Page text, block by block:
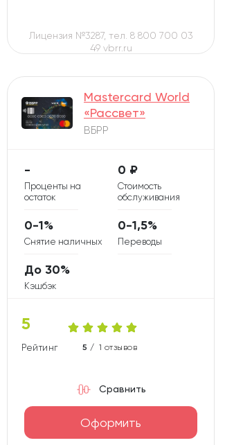
Лицензия №3287, тел. 8 800 700 03
49 vbrr.ru
Mastercard World
«Рассвет»
ВБРР
5
Рейтинг карты5 / 1 отзывов
Проценты на
остаток
-
Стоимость
обслуживания
0 ₽
Снятие наличных
0-1%
Переводы
0-1,5%
Кэшбэк
До 30%
Оформить
Сравнить